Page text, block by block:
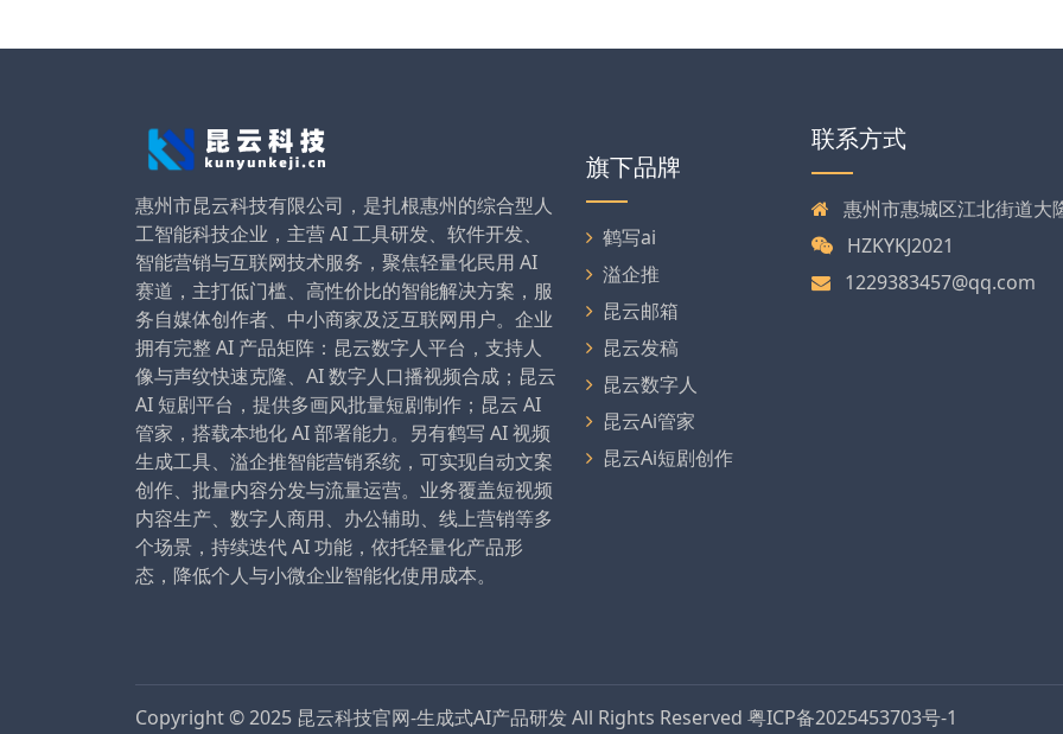
惠州市昆云科技有限公司，是扎根惠州的综合型人
工智能科技企业，主营 AI 工具研发、软件开发、
智能营销与互联网技术服务，聚焦轻量化民用 AI
赛道，主打低门槛、高性价比的智能解决方案，服
务自媒体创作者、中小商家及泛互联网用户。企业
拥有完整 AI 产品矩阵：昆云数字人平台，支持人
像与声纹快速克隆、AI 数字人口播视频合成；昆云
AI 短剧平台，提供多画风批量短剧制作；昆云 AI
管家，搭载本地化 AI 部署能力。另有鹤写 AI 视频
生成工具、溢企推智能营销系统，可实现自动文案
创作、批量内容分发与流量运营。业务覆盖短视频
内容生产、数字人商用、办公辅助、线上营销等多
个场景，持续迭代 AI 功能，依托轻量化产品形
态，降低个人与小微企业智能化使用成本。
旗下品牌
鹤写ai
溢企推
昆云邮箱
昆云发稿
昆云数字人
昆云Ai管家
昆云Ai短剧创作
联系方式
惠州市惠城区江北街道大
HZKYKJ2021
1229383457@qq.com
Copyright © 2025 昆云科技官网-生成式AI产品研发All Rights Reserved 粤ICP备2025453703号-1